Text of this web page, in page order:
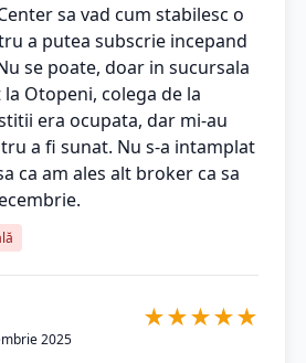
sa vad cum stabilesc o
a putea subscrie incepand
se poate, doar in sucursala
Otopeni, colega de la
era ocupata, dar mi-au
a fi sunat. Nu s-a intamplat
ca am ales alt broker ca sa
2025
★★★★★